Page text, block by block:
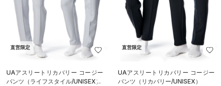
直営限定
UAアスリートリカバリー コージー
パンツ（ライフスタイル/UNISEX）
直営限定
UAアスリートリカバリー コージー
パンツ（リカバリー/UNISEX）